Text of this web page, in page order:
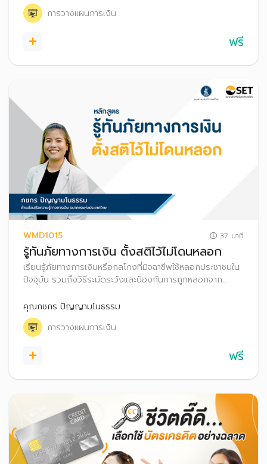
การวางแผนการเงิน
ฟรี
WMD1015 37 นาที
รู้ทันภัยทางการเงิน ตั้งสติไว้ไม่โดนหลอก
เรียนรู้ภัยทางการเงินหรือกลโกงที่มิจฉาชีพใช้หลอกประชาชนใน
ปัจจุบัน รวมถึงวิธีระมัดระวังและป้องกันการถูกหลอกจาก
คุณกชกร ปัญญามโนธรรม
การวางแผนการเงิน
ฟรี